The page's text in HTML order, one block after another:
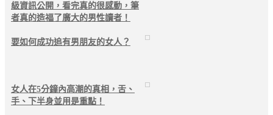
級資訊公開，看完真的很感動，筆
者真的造福了廣大的男性讀者！
要如何成功追有男朋友的女人？
女人在5分鐘內高潮的真相，舌、
手、下半身並用是重點！